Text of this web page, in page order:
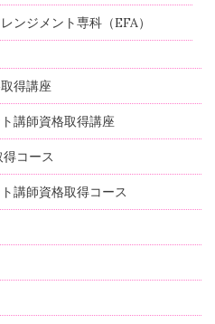
ンジメント専科（EFA）
得講座
講師資格取得講座
得コース
講師資格取得コース